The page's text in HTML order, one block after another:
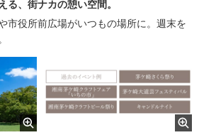
、街ナカの憩い空間。
市役所前広場がいつもの場所に。週末を